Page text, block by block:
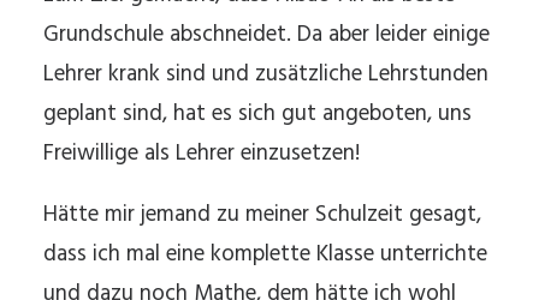
Grundschule abschneidet. Da aber leider einige
Lehrer krank sind und zusätzliche Lehrstunden
geplant sind, hat es sich gut angeboten, uns
Freiwillige als Lehrer einzusetzen!
Hätte mir jemand zu meiner Schulzeit gesagt,
dass ich mal eine komplette Klasse unterrichte